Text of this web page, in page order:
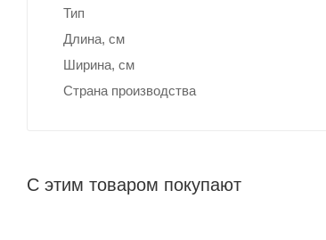
Тип
Длина, cм
Ширина, cм
Страна производства
С этим товаром покупают